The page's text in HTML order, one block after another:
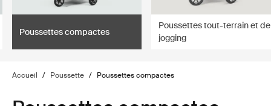
Poussettes compactes
Poussettes tout-terrain et de
jogging
Accueil / Poussette / Poussettes compactes